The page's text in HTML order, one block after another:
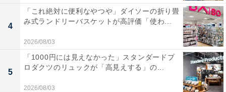
4
「これ絶対に便利なやつや」ダイソーの折り畳
み式ランドリーバスケットが高評価「使わ...
2026/08/03
5
「1000円には見えなかった」スタンダードプ
ロダクツのリュックが「高見えする」の...
2026/08/03